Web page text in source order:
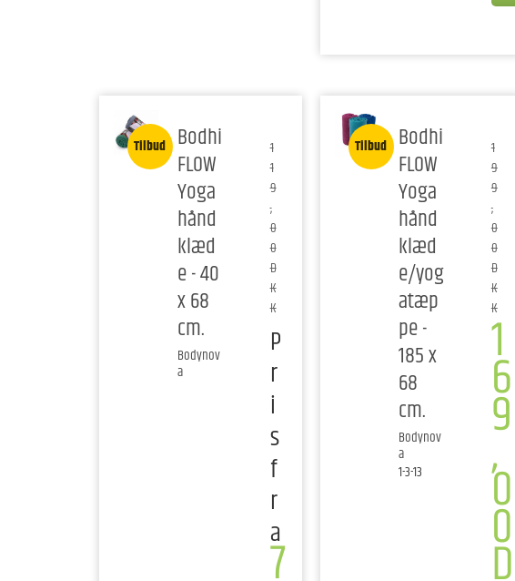
Tilbud Bodhi
FLOW
Yoga
hånd
klæd
e - 40
x 68
cm.
Bodynov
a
1
1
9
,
0
0
D
K
K
P
r
i
s
f
r
a
7
Tilbud Bodhi
FLOW
Yoga
hånd
klæd
e/yog
atæp
pe -
185 x
68
cm.
Bodynov
a
1-3-13
1
9
9
,
0
0
D
K
K
1
6
9
,
0
0
D